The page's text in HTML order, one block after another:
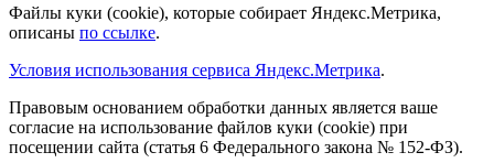
Файлы куки (cookie), которые собирает Яндекс.Метрика,
описаны по ссылке.
Условия использования сервиса Яндекс.Метрика.
Правовым основанием обработки данных является ваше
согласие на использование файлов куки (cookie) при
посещении сайта (статья 6 Федерального закона № 152-ФЗ).